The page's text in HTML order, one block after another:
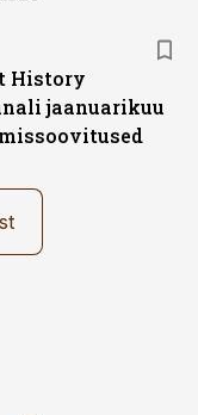
History
jaanuarikuu